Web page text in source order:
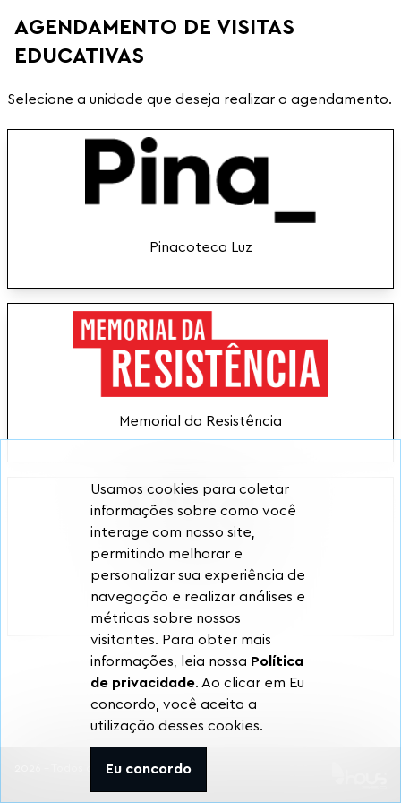
AGENDAMENTO DE VISITAS
EDUCATIVAS
Selecione a unidade que deseja realizar o agendamento.
Pinacoteca Luz
Memorial da Resistência
Pinacoteca Contemporânea
2026 - Todos os direitos reservados
Usamos cookies para coletar
informações sobre como você
interage com nosso site,
permitindo melhorar e
personalizar sua experiência de
navegação e realizar análises e
métricas sobre nossos
visitantes. Para obter mais
informações, leia nossa Política
de privacidade. Ao clicar em Eu
concordo, você aceita a
utilização desses cookies.
Eu concordo